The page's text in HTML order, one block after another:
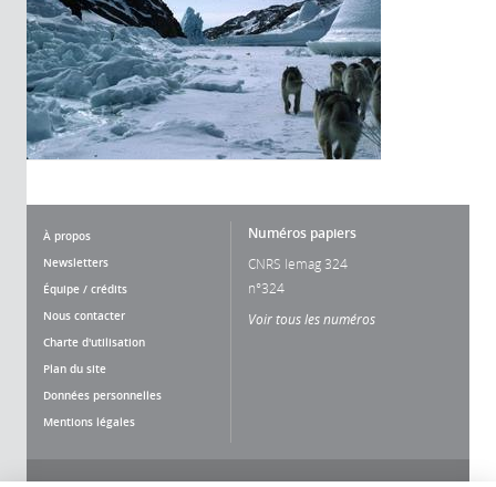
À propos
Newsletters
Équipe / crédits
Nous contacter
Charte d'utilisation
Plan du site
Données personnelles
Mentions légales
Numéros papiers
CNRS lemag 324
n°324
Voir tous les numéros